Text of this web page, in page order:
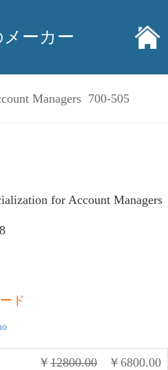
ーカー
Managers 700-505
for Account Managers
ド
￥ 12800.00 ￥ 6800.00